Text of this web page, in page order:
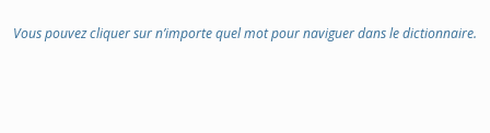
Vous pouvez cliquer sur n’importe quel mot pour naviguer dans le dictionnaire.